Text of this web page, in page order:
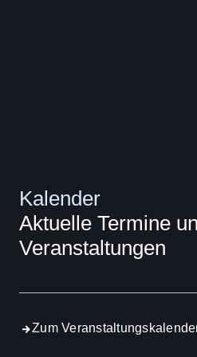
Kalender
Aktuelle Termine
Veranstaltungen
Zum